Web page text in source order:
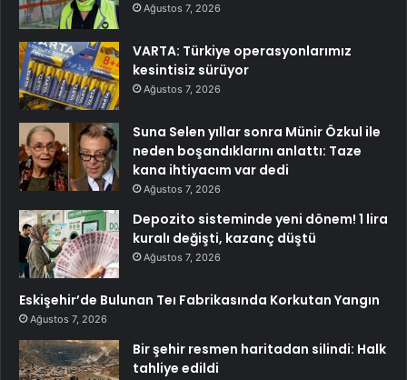
Ağustos 7, 2026
VARTA: Türkiye operasyonlarımız
kesintisiz sürüyor
Ağustos 7, 2026
Suna Selen yıllar sonra Münir Özkul ile
neden boşandıklarını anlattı: Taze
kana ihtiyacım var dedi
Ağustos 7, 2026
Depozito sisteminde yeni dönem! 1 lira
kuralı değişti, kazanç düştü
Ağustos 7, 2026
Eskişehir’de Bulunan Teı Fabrikasında Korkutan Yangın
Ağustos 7, 2026
Bir şehir resmen haritadan silindi: Halk
tahliye edildi